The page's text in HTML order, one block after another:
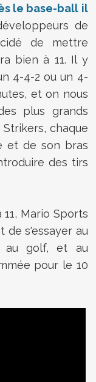
le base-ball il
de
de mettre
bien à 11. Il y
4-4-2 ou un 4-
et on nous
plus grands
Strikers, chaque
et de son bras
des tirs
Mario Sports
de s'essayer au
au golf, et au
pour le 10